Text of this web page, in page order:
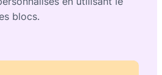
blocs.